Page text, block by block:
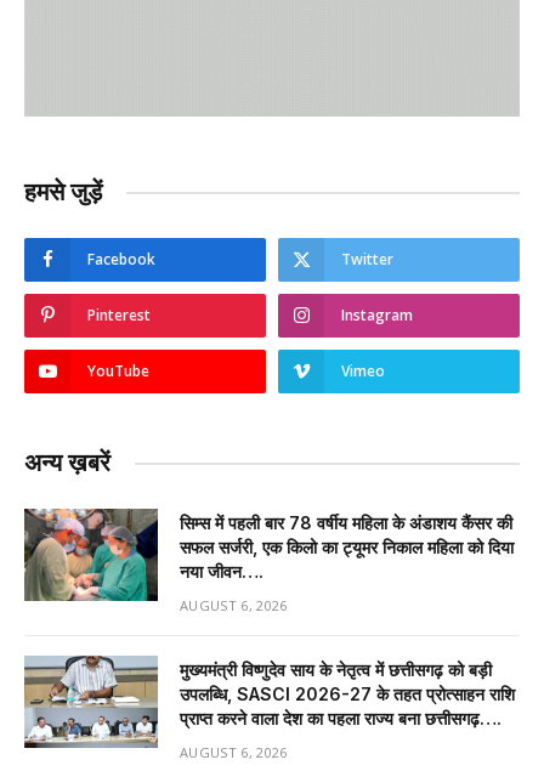
हमसे जुड़ें
Facebook Twitter
Pinterest Instagram
YouTube Vimeo
अन्य ख़बरें
सिम्स में पहली बार 78 वर्षीय महिला के अंडाशय कैंसर की
सफल सर्जरी, एक किलो का ट्यूमर निकाल महिला को दिया
नया जीवन….
AUGUST 6, 2026
मुख्यमंत्री विष्णुदेव साय के नेतृत्व में छत्तीसगढ़ को बड़ी
उपलब्धि, SASCI 2026-27 के तहत प्रोत्साहन राशि
प्राप्त करने वाला देश का पहला राज्य बना छत्तीसगढ़….
AUGUST 6, 2026